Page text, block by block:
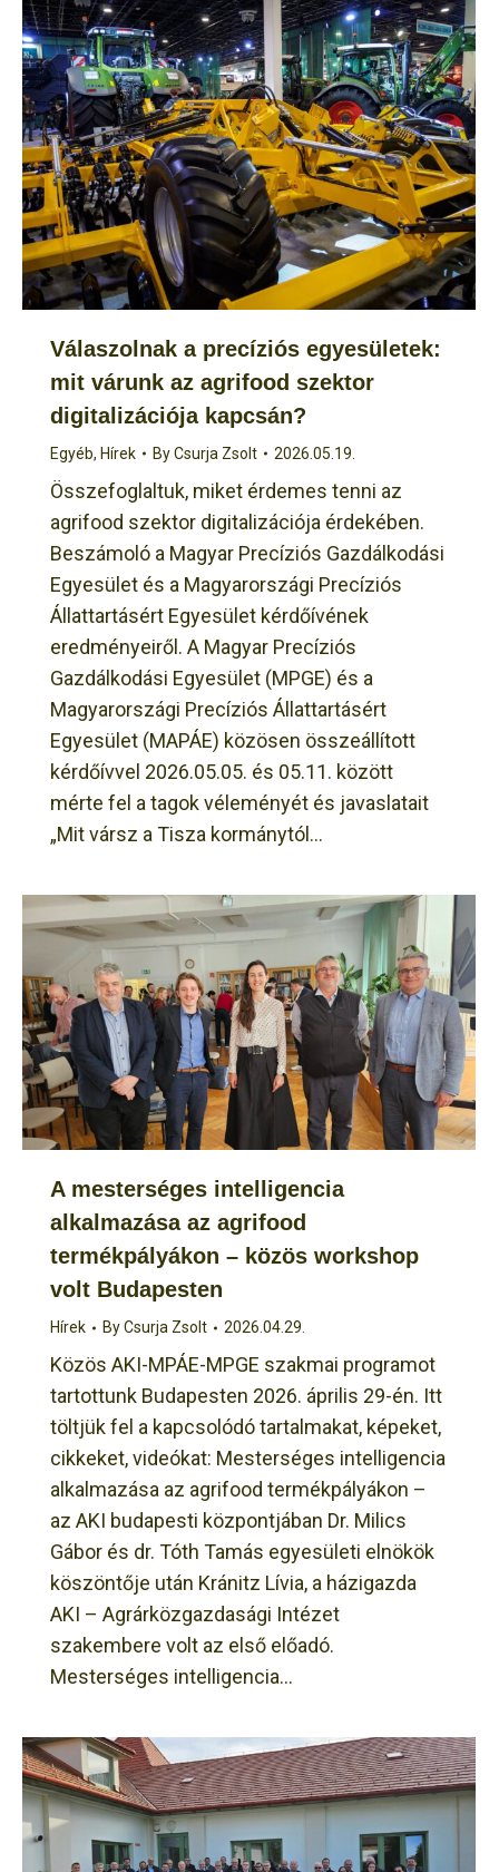
Válaszolnak a precíziós egyesületek:
mit várunk az agrifood szektor
digitalizációja kapcsán?
Egyéb, Hírek ByCsurja Zsolt 2026.05.19.
Összefoglaltuk, miket érdemes tenni az
agrifood szektor digitalizációja érdekében.
Beszámoló a Magyar Precíziós Gazdálkodási
Egyesület és a Magyarországi Precíziós
Állattartásért Egyesület kérdőívének
eredményeiről. A Magyar Precíziós
Gazdálkodási Egyesület (MPGE) és a
Magyarországi Precíziós Állattartásért
Egyesület (MAPÁE) közösen összeállított
kérdőívvel 2026.05.05. és 05.11. között
mérte fel a tagok véleményét és javaslatait
„Mit vársz a Tisza kormánytól…
A mesterséges intelligencia
alkalmazása az agrifood
termékpályákon – közös workshop
volt Budapesten
Hírek ByCsurja Zsolt 2026.04.29.
Közös AKI-MPÁE-MPGE szakmai programot
tartottunk Budapesten 2026. április 29-én. Itt
töltjük fel a kapcsolódó tartalmakat, képeket,
cikkeket, videókat: Mesterséges intelligencia
alkalmazása az agrifood termékpályákon –
az AKI budapesti központjában Dr. Milics
Gábor és dr. Tóth Tamás egyesületi elnökök
köszöntője után Kránitz Lívia, a házigazda
AKI – Agrárközgazdasági Intézet
szakembere volt az első előadó.
Mesterséges intelligencia…